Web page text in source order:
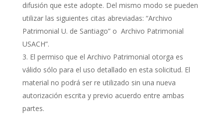
difusión que este adopte. Del mismo modo se pueden
utilizar las siguientes citas abreviadas: “Archivo
Patrimonial U. de Santiago” o Archivo Patrimonial
USACH”.
El permiso que el Archivo Patrimonial otorga es
válido sólo para el uso detallado en esta solicitud. El
material no podrá ser re utilizado sin una nueva
autorización escrita y previo acuerdo entre ambas
partes.